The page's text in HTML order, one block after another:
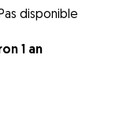
disponible
1 an